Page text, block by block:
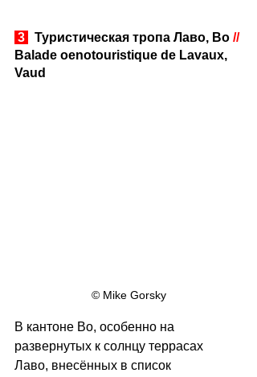
3
  Туристическая тропа Лаво, Во
//
Balade oenotouristique de Lavaux,
Vaud
© Mike Gorsky
В кантоне Во, особенно на
развернутых к солнцу террасах
Лаво, внесённых в список